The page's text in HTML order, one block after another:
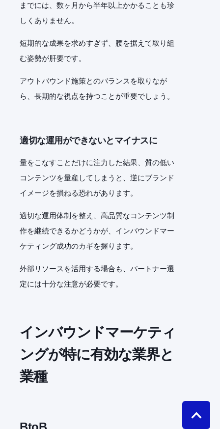
までには、数ヶ月から半年以上かかることも珍
しくありません。
短期的な成果を求めすぎず、腰を据えて取り組
む姿勢が肝要です。
アウトバウンド施策とのバランスを取りなが
ら、長期的な視点を持つことが重要でしょう。
適切な運用ができないとマイナスに
量をこなすことだけに注力した結果、質の低い
コンテンツを量産してしまうと、逆にブランド
イメージを損ねる恐れがあります。
適切な運用体制を整え、高品質なコンテンツ制
作を継続できるかどうかが、インバウンドマー
ケティング成功のカギを握ります。
外部リソースを活用する場合も、パートナー選
定には十分な注意が必要です。
インバウンドマーケティ
ングが特に有効な業界と
業種